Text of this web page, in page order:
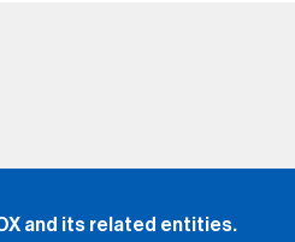
and its related entities.